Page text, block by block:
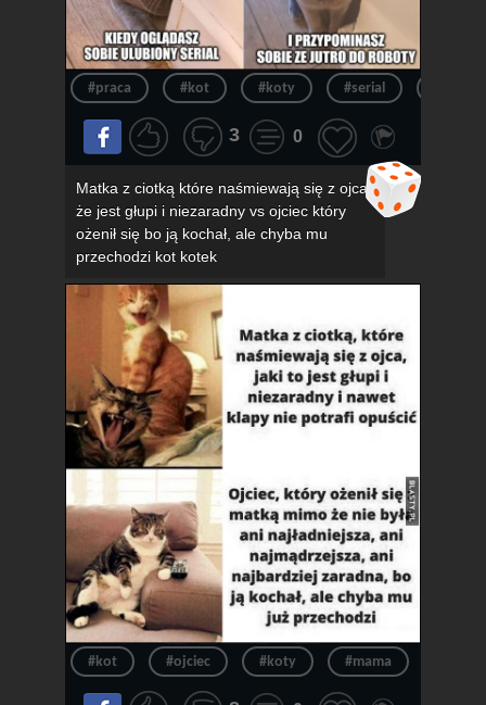
#praca #kot #koty #serial
3 0
Matka z ciotką które naśmiewają się z ojca,
że jest głupi i niezaradny vs ojciec który
ożenił się bo ją kochał, ale chyba mu
przechodzi kot kotek
#kot #ojciec #koty #mama